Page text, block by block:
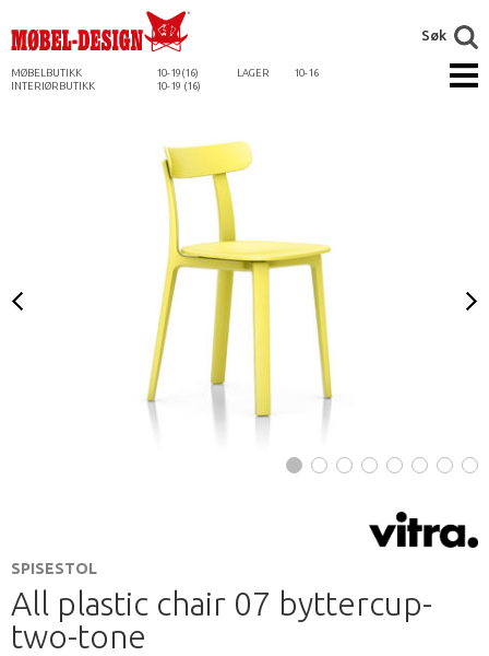
MØBELBUTIKK 10-19(16) LAGER
10-16
INTERIØRBUTIKK
10-19 (16)
Søk
SPISESTOL
All plastic chair 07 byttercup-
two-tone